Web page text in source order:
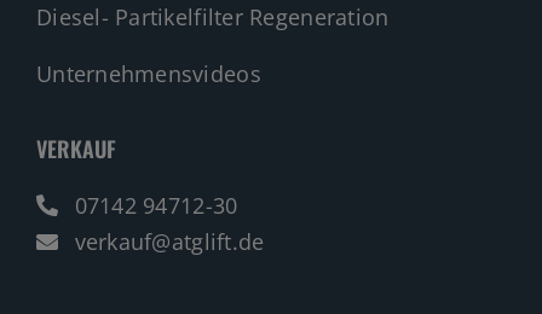
Diesel- Partikelfilter Regeneration
Unternehmensvideos
VERKAUF
07142 94712-30
verkauf@atglift.de